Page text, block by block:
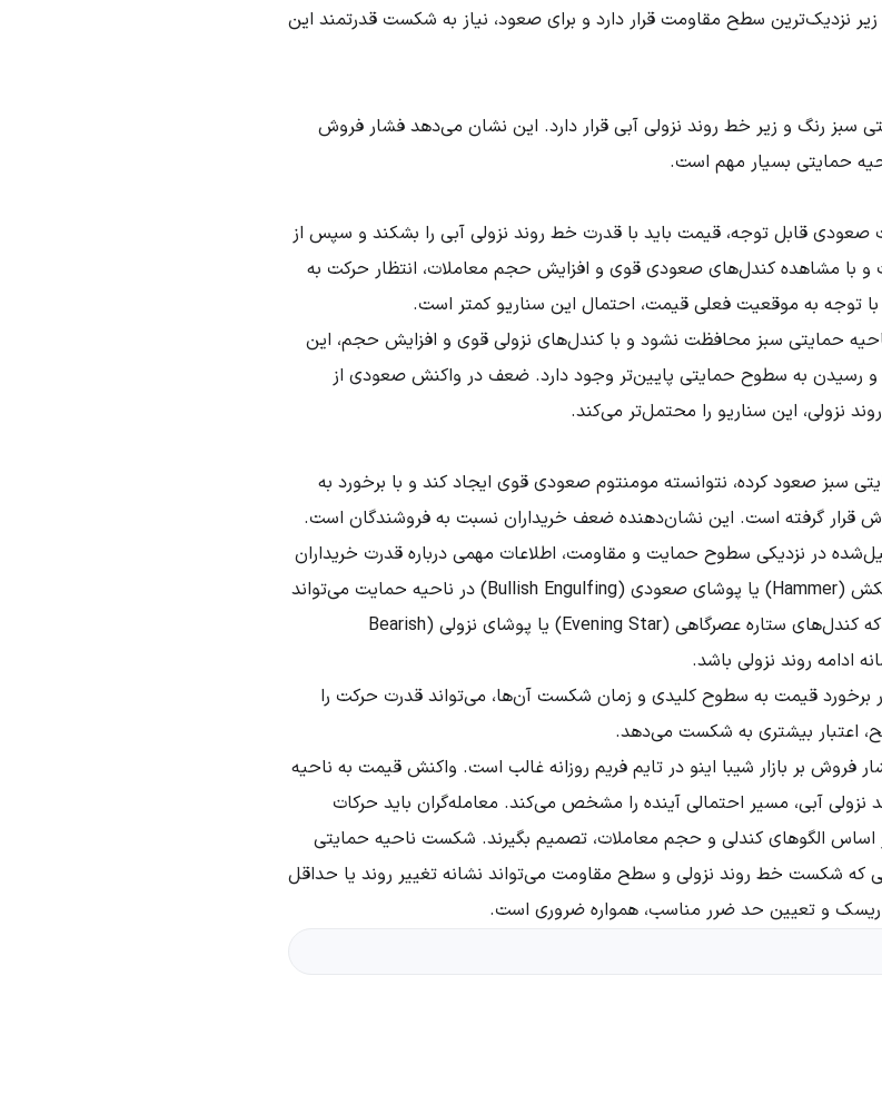
نزدیک‌ترین سطح مقاومت قرار دارد و برای صعود، نیاز به شکست قدرتمند این
رنگ و زیر خط روند نزولی آبی قرار دارد. این نشان می‌دهد فشار فروش
حمایتی بسیار مهم است.
قابل توجه، قیمت باید با قدرت خط روند نزولی آبی را بشکند و سپس از
با مشاهده کندل‌های صعودی قوی و افزایش حجم معاملات، انتظار حرکت به
توجه به موقعیت فعلی قیمت، احتمال این سناریو کمتر است.
حمایتی سبز محافظت نشود و با کندل‌های نزولی قوی و افزایش حجم، این
و رسیدن به سطوح حمایتی پایین‌تر وجود دارد. ضعف در واکنش صعودی از
نزولی، این سناریو را محتمل‌تر می‌کند.
سبز صعود کرده، نتوانسته مومنتوم صعودی قوی ایجاد کند و با برخورد به
قرار گرفته است. این نشان‌دهنده ضعف خریداران نسبت به فروشندگان است.
در نزدیکی سطوح حمایت و مقاومت، اطلاعات مهمی درباره قدرت خریداران
و فروشندگان ارائه می‌دهد. مثلاً، کندل‌های چکش (Hammer) یا پوشای صعودی (Bullish Engulfing) در ناحیه حمایت می‌تواند
نشانه بازگشت احتمالی قیمت باشد، در حالی که کندل‌های ستاره عصرگاهی (Evening Star) یا پوشای نزولی (Bearish
قیمت به سطوح کلیدی و زمان شکست آن‌ها، می‌تواند قدرت حرکت را
اعتبار بیشتری به شکست می‌دهد.
فروش بر بازار شیبا اینو در تایم فریم روزانه غالب است. واکنش قیمت به ناحیه
آبی، مسیر احتمالی آینده را مشخص می‌کند. معامله‌گران باید حرکات
الگوهای کندلی و حجم معاملات، تصمیم بگیرند. شکست ناحیه حمایتی
که شکست خط روند نزولی و سطح مقاومت می‌تواند نشانه تغییر روند یا حداقل
و تعیین حد ضرر مناسب، همواره ضروری است.